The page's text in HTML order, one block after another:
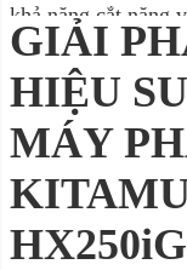
khả năng cắt nặng
tự động, bàn xoay
mạnh mẽ, máy
gian chết và đảm
hành trình. Đây là
cần tối ưu năng
gian xưởng hạn chế.
GIẢI
HIỆU
MÁY
HX250iG